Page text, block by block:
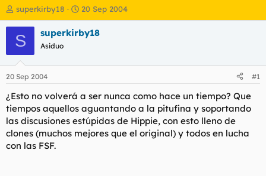
I
n
i
c
a
d
o
r
e
l
t
e
superkirby18
F
e
c
i
n
c
i
o
20 Sep 2004
S superkirby18
Asiduo
20 Sep 2004 #1
¿Esto no volverá a ser nunca como hace un tiempo? Que
tiempos aquellos aguantando a la pitufina y soportando
las discusiones estúpidas de Hippie, con esto lleno de
clones (muchos mejores que el original) y todos en lucha
con las FSF.